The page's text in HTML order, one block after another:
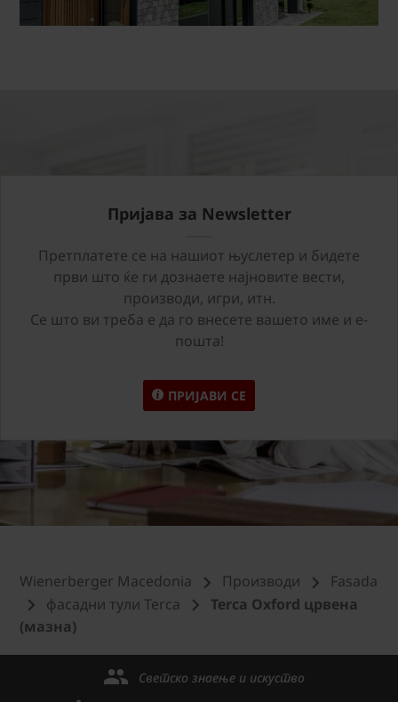
Пријава за Newsletter
Претплатете се на нашиот њуслетер и бидете
први што ќе ги дознаете најновите вести,
производи, игри, итн.
Се што ви треба е да го внесете вашето име и е-
пошта!
ПРИЈАВИ СЕ
Wienerberger Macedonia Производи
Fasada
фасадни тули Terca
Terca Oxford црвена
(мазна)
Светско знаење и искуство